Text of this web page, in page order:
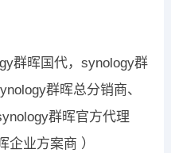
群晖国代，synology群
群晖总分销商、
群晖官方代理
企业方案商 ）